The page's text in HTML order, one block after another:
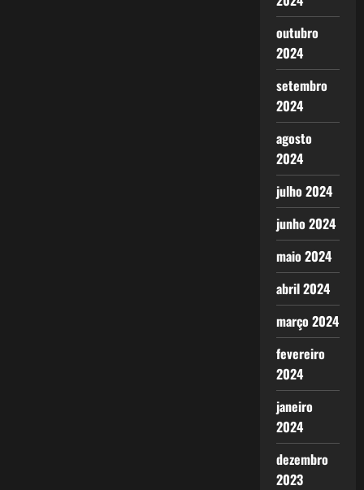
outubro
2024
setembro
2024
agosto
2024
julho 2024
junho 2024
maio 2024
abril 2024
março 2024
fevereiro
2024
janeiro
2024
dezembro
2023